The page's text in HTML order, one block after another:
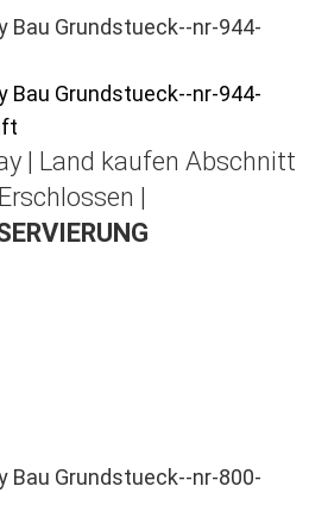
| Land kaufen Abschnitt
|